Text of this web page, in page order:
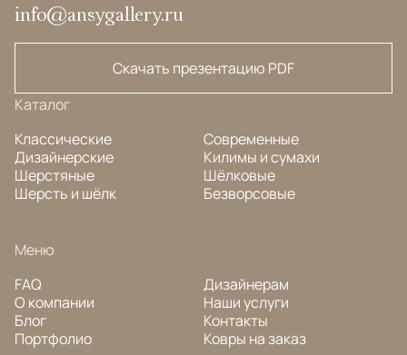
info@ansygallery.ru
Скачать презентацию PDF
Каталог
Классические
Дизайнерские
Шерстяные
Шерсть и шёлк
Современные
Килимы и сумахи
Шёлковые
Безворсовые
Меню
FAQ
О компании
Блог
Портфолио
Дизайнерам
Наши услуги
Контакты
Ковры на заказ